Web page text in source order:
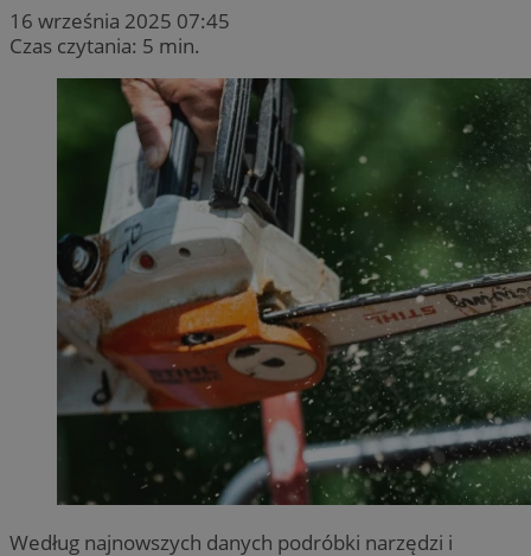
16 września 2025 07:45
Czas czytania: 5 min.
Według najnowszych danych podróbki narzędzi i